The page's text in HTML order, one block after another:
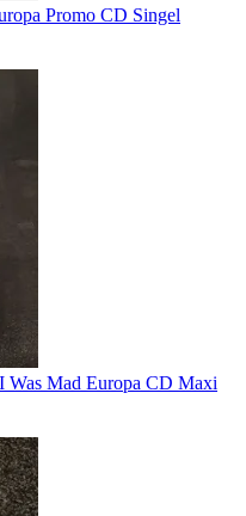
Promo CD Singel
Was Mad Europa CD Maxi